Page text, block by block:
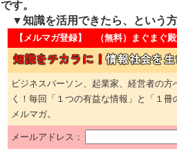
です。
▼知識を活用できたら、とい
【メルマガ登録】 （無料） まぐまぐ
ビジネスパーソン、起業家、経営者の
く！毎回「１つの有益な情報」と「１
メルマガ。
メールアドレス：